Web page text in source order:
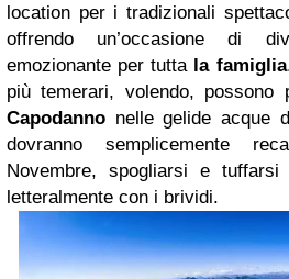
location per i tradizionali
offrendo un’occasione di
emozionante per tutta la famiglia
più temerari, volendo, possono
Capodanno nelle gelide acque
dovranno semplicemente
Novembre, spogliarsi e tuffarsi
letteralmente con i brividi.